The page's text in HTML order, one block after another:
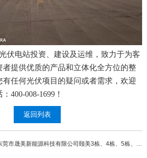
伏电站投资、建设及运维，致力于为客
者提供优质的产品和立体化全方位的整
任何光伏项目的疑问或者需求，欢迎
400-008-1699！
返回列表
莞市晟美新能源科技有限公司颐美3栋、4栋、5栋、6